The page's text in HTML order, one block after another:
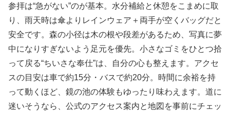
参拝は“急がない”のが基本。水分補給と休憩をこまめに取
り、雨天時は傘よりレインウェア＋両手が空くバッグだと
安全です。森の小径は木の根や段差があるため、写真に夢
中になりすぎないよう足元を優先。小さなゴミをひとつ拾
って戻る“ちいさな奉仕”は、自分の心も整えます。アクセ
スの目安は車で約15分・バスで約20分。時間に余裕を持
って動くほど、鏡の池の体験もゆったり味わえます。道に
迷いそうなら、公式のアクセス案内と地図を事前にチェッ